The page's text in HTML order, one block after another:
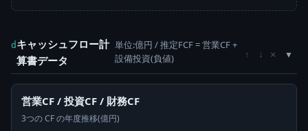
d キャッシュフロー計
算書データ
単位:億円 / 推定FCF = 営業CF +
設備投資(負値)
↑ ↓ ×
営業CF / 投資CF / 財務CF
3つの CF の年度推移(億円)